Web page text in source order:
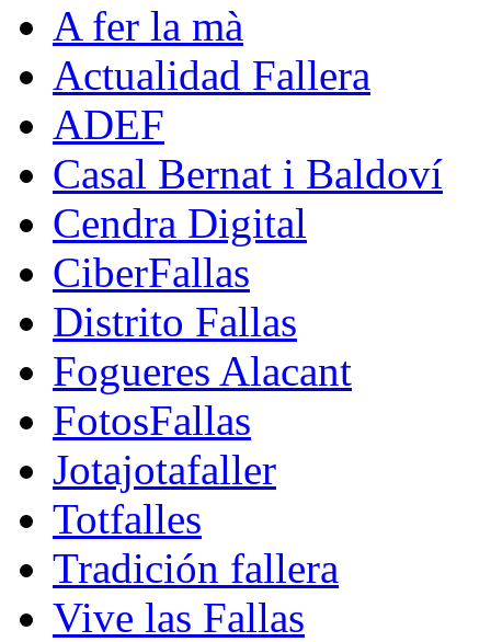
A fer la mà
Actualidad Fallera
ADEF
Casal Bernat i Baldoví
Cendra Digital
CiberFallas
Distrito Fallas
Fogueres Alacant
FotosFallas
Jotajotafaller
Totfalles
Tradición fallera
Vive las Fallas